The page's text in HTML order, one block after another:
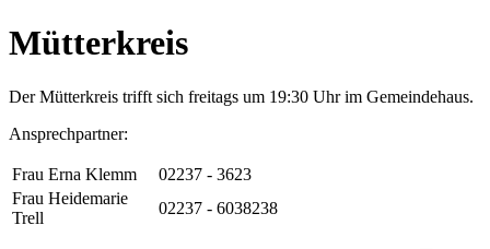
Mütterkreis
Der Mütterkreis trifft sich freitags um 19:30 Uhr im Gemeindehaus.
Ansprechpartner:
Frau Erna Klemm
02237 - 3623
Frau Heidemarie
Trell
02237 - 6038238